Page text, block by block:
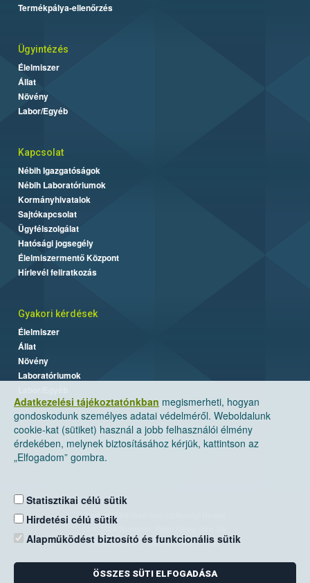
Adatkezelési tájékoztatónkban megismerheti, hogyan
gondoskodunk személyes adatai védelméről. Weboldalunk
cookie-kat (sütiket) használ a jobb felhasználói élmény
érdekében, melynek biztosításához kérjük, kattintson az
„Elfogadom” gombra.
Statisztikai célú sütik
Hirdetési célú sütik
Alapműködést biztosító és funkcionális sütik
ÖSSZES SÜTI ELFOGADÁSA
Termékpálya-ellenőrzés
Ügyintézés
Élelmiszer
Állat
Növény
Labor/Egyéb
Kapcsolat
Nébih Igazgatóságok
Nébih Laboratóriumok
Kormányhivatalok
Sajtókapcsolat
Ügyfélszolgálat
Hatósági jogsegély
Élelmiszermentő Központ
Hírlevél feliratkozás
Gyakori kérdések
Élelmiszer
Állat
Növény
Laboratóriumok
Nemzeti Élelmiszerlánc-biztonsági Hivatal
Levelezési cím: 1525 Budapest. Pf. 30.
E-mail:ugyfelszolgalat@nebih.gov.hu